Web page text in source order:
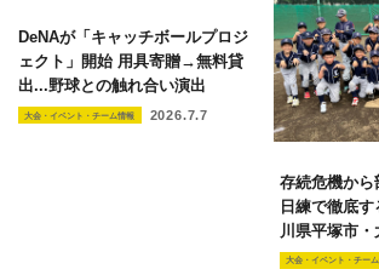
DeNAが「キャッチボールプロジ
ェクト」開始 用具寄贈→無料貸
出...野球との触れ合い演出
大会・イベント・チーム情報 2026.7.7
存続危機か
日練で徹底
川県平塚市・
大会・イベント・チー